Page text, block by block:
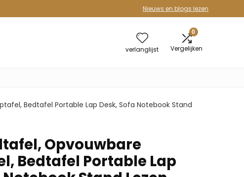
Nieuws en blogs lezen
verlanglijst
0
Vergelijken
Bedtafel Portable Lap Desk, Sofa Notebook Stand
Opvouwbare
Bedtafel Portable Lap